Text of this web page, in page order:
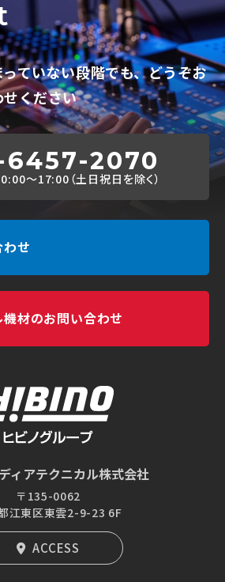
ていない段階でも、どうぞお
ください
6457-2070
～17:00（土日祝日を除く）
せ
機材のお問い合わせ
ィアテクニカル株式会社
〒135-0062
江東区東雲2-9-23 6F
ACCESS